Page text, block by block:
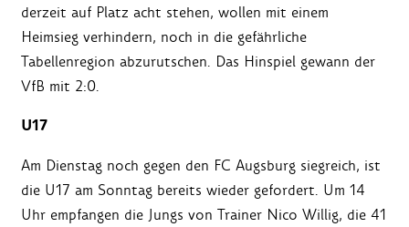
derzeit auf Platz acht stehen, wollen mit einem
Heimsieg verhindern, noch in die gefährliche
Tabellenregion abzurutschen. Das Hinspiel gewann der
VfB mit 2:0.
U17
Am Dienstag noch gegen den FC Augsburg siegreich, ist
die U17 am Sonntag bereits wieder gefordert. Um 14
Uhr empfangen die Jungs von Trainer Nico Willig, die 41